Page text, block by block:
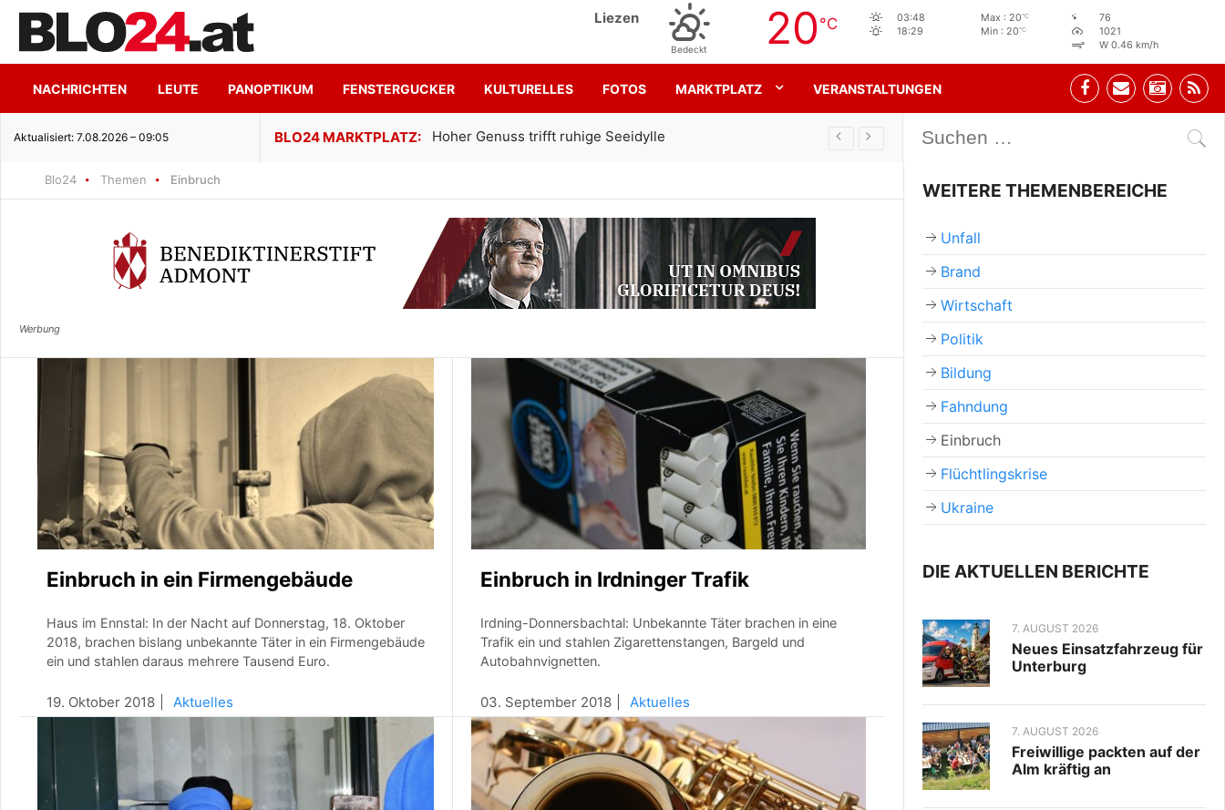
Liezen
Bedeckt 20°C
03:48
18:29
Max : 20°C
Min : 20°C
76
1021
W 0.46 km/h
NACHRICHTEN LEUTE PANOPTIKUM FENSTERGUCKER KULTURELLES FOTOS MARKTPLATZ VERANSTALTUNGEN
Aktualisiert: 7.08.2026 – 09:05
trifft ruhige Seeidylle Gemeinsam für den SK Sturm Stehbeisl Stainach Öffnungszeiten
Blo24 Themen Einbruch
Einbruch in ein Firmengebäude
Haus im Ennstal: In der Nacht auf Donnerstag, 18. Oktober
2018, brachen bislang unbekannte Täter in ein Firmengebäude
ein und stahlen daraus mehrere Tausend Euro.
19. Oktober 2018 Aktuelles
Einbruch in Irdninger Trafik
Irdning-Donnersbachtal: Unbekannte Täter brachen in eine
Trafik ein und stahlen Zigarettenstangen, Bargeld und
Autobahnvignetten.
03. September 2018 Aktuelles
WEITERE THEMENBEREICHE
Unfall
Brand
Wirtschaft
Politik
Bildung
Fahndung
Einbruch
Flüchtlingskrise
Ukraine
DIE AKTUELLEN BERICHTE
7. AUGUST 2026
Neues Einsatzfahrzeug für
Unterburg
7. AUGUST 2026
Freiwillige packten auf der
Alm kräftig an